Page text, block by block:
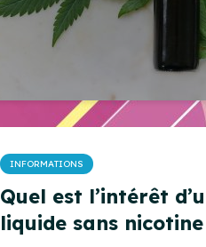
INFORMATIONS
Quel est l’intérêt
liquide sans nicotine